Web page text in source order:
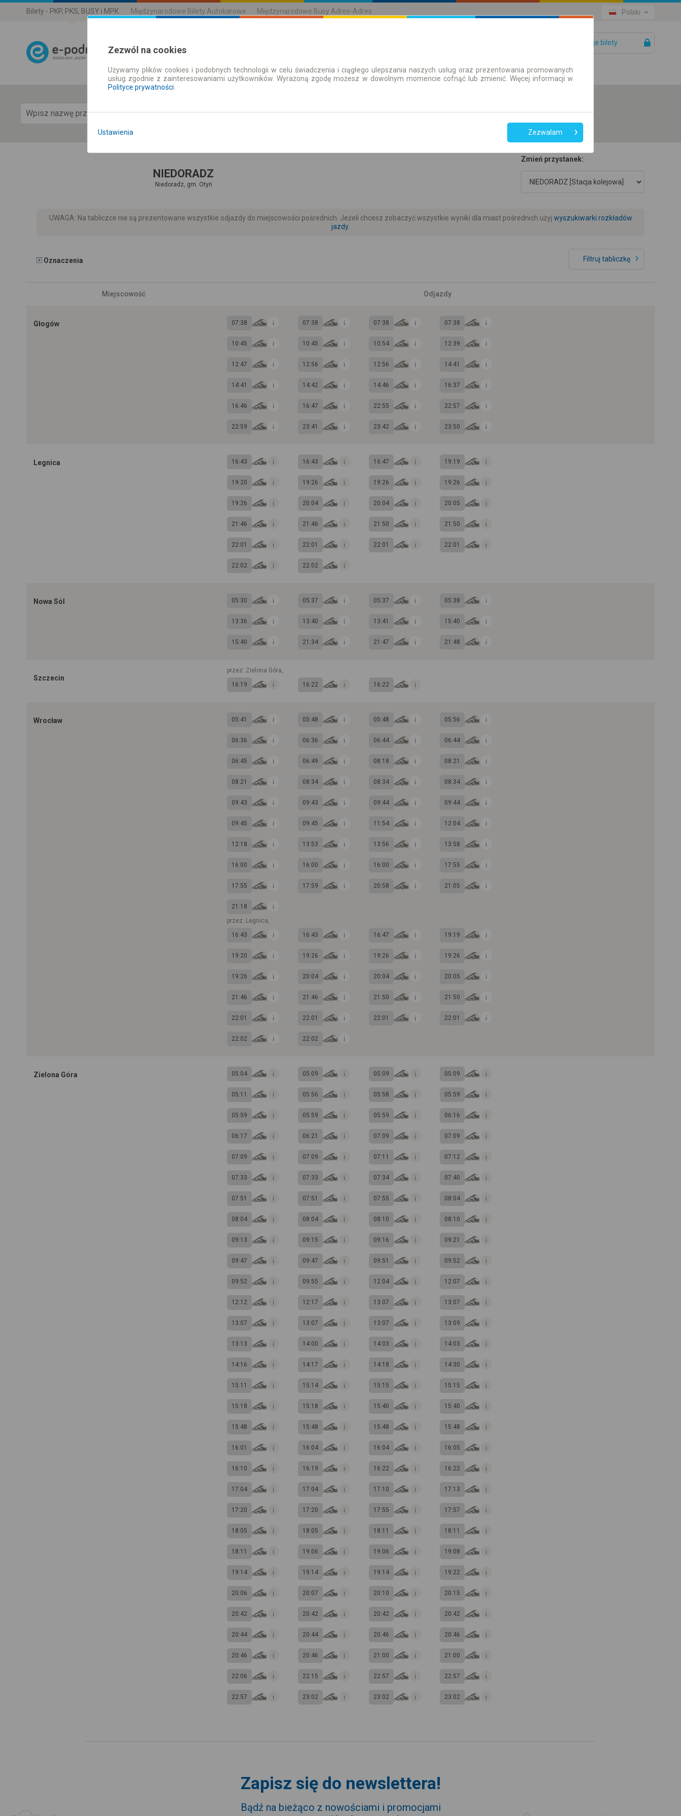
Bilety - PKP, PKS, BUSY i MPK Międzynarodowe Bilety Autokarowe Międzynarodowe Busy Adres-Adres Polski
Twoje bilety
Rozkład Jazdy | Bilety Bilety okresowe
Pokaż rozkład
NIEDORADZ
Niedoradz, gm. Otyń
Zmień przystanek:
UWAGA: Na tabliczce nie są prezentowane wszystkie odjazdy do miejscowości pośrednich. Jeżeli chcesz zobaczyć wszystkie wyniki dla miast pośrednich użyj wyszukiwarki rozkładów
jazdy.
Oznaczenia Filtruj tabliczkę
Miejscowość Odjazdy
Głogów 07:38 07:38 07:38 07:38
10:45 10:45 10:54 12:39
12:47 12:56 12:56 14:41
14:41 14:42 14:46 16:37
16:46 16:47 22:55 22:57
22:59 23:41 23:42 23:50
Legnica 16:43 16:43 16:47 19:19
19:20 19:26 19:26 19:26
19:26 20:04 20:04 20:05
21:46 21:46 21:50 21:50
22:01 22:01 22:01 22:01
22:02 22:02
Nowa Sól 05:30 05:37 05:37 05:38
13:36 13:40 13:41 15:40
15:40 21:34 21:47 21:48
Szczecin
przez: Zielona Góra,
16:19
16:22 16:22
Wrocław 05:41 05:48 05:48 05:56
06:36 06:36 06:44 06:44
06:45 06:49 08:18 08:21
08:21 08:34 08:34 08:34
09:43 09:43 09:44 09:44
09:45 09:45 11:54 12:04
12:18 13:53 13:56 13:58
16:00 16:00 16:00 17:55
17:55 17:59 20:58 21:05
21:18
przez: Legnica,
16:43
16:43 16:47 19:19
19:20 19:26 19:26 19:26
19:26 20:04 20:04 20:05
21:46 21:46 21:50 21:50
22:01 22:01 22:01 22:01
22:02 22:02
Zielona Góra 05:04 05:09 05:09 05:09
05:11 05:56 05:58 05:59
05:59 05:59 05:59 06:16
06:17 06:21 07:09 07:09
07:09 07:09 07:11 07:12
07:33 07:33 07:34 07:40
07:51 07:51 07:55 08:04
08:04 08:04 08:10 08:10
09:13 09:15 09:16 09:21
09:47 09:47 09:51 09:52
09:52 09:55 12:04 12:07
12:12 12:17 13:07 13:07
13:07 13:07 13:07 13:09
13:13 14:00 14:03 14:03
14:16 14:17 14:18 14:30
15:11 15:14 15:15 15:15
15:18 15:18 15:40 15:40
15:48 15:48 15:48 15:48
16:01 16:04 16:04 16:05
16:10 16:19 16:22 16:22
17:04 17:04 17:10 17:13
17:20 17:20 17:55 17:57
18:05 18:05 18:11 18:11
18:11 19:06 19:06 19:08
19:14 19:14 19:14 19:22
20:06 20:07 20:10 20:15
20:42 20:42 20:42 20:42
20:44 20:44 20:46 20:46
20:46 20:46 21:00 21:00
22:06 22:15 22:57 22:57
22:57 23:02 23:02 23:02
Zapisz się do newslettera!
Bądź na bieżąco z nowościami i promocjami
Zezwól na cookies
Używamy plików cookies i podobnych technologii w celu świadczenia i ciągłego ulepszania naszych usług oraz prezentowania promowanych
usług zgodnie z zainteresowaniami użytkowników. Wyrażoną zgodę możesz w dowolnym momencie cofnąć lub zmienić. Więcej informacji w
Polityce prywatności
Ustawienia Zezwalam